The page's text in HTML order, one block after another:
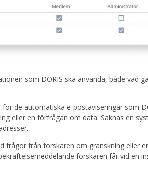
som DORIS ska använda, både vad
de automatiska e-postaviseringar som
eller en förfrågan om data. Saknas en
frågor från forskaren om granskning eller
forskaren får vid en